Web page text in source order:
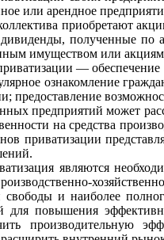
или арендное
приобретают
дивиденды, полученные
имуществом или
— обеспечение
ознакомление
предоставление
предприятий может
на средства
приватизации
являются
и наиболее
для повышения
производительную